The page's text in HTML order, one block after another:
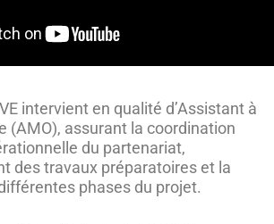
intervient en qualité d’Assistant à
(AMO), assurant la coordination
du partenariat,
des travaux préparatoires et la
phases du projet.